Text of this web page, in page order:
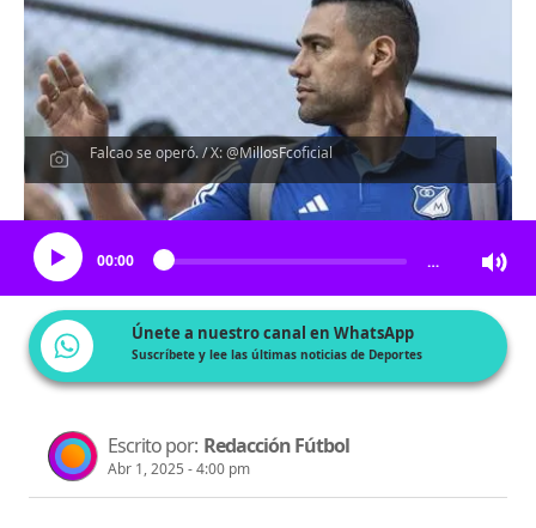
Falcao se operó. / X: @MillosFcoficial
Escucha el artículo
00:00 …
Únete a nuestro canal en WhatsApp
Suscríbete y lee las últimas noticias de Deportes
Escrito por: Redacción Fútbol
Abr 1, 2025 - 4:00 pm